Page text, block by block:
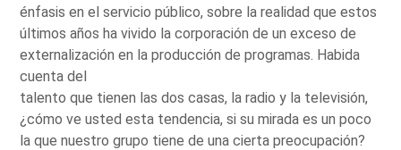
énfasis en el servicio público, sobre la realidad que estos
últimos años ha vivido la corporación de un exceso de
externalización en la producción de programas. Habida
cuenta del
talento que tienen las dos casas, la radio y la televisión,
¿cómo ve usted esta tendencia, si su mirada es un poco
la que nuestro grupo tiene de una cierta preocupación?